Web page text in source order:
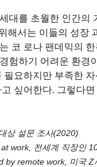
대를 초월한 인간의
해서는 이들의 성장
코 로나 팬데믹의
험하기 어려운 환경
요하지만 부족한
싶어한다. 그렇다
상 설문 조사(2020)
work, 전세계 직장인
remote work, 미국